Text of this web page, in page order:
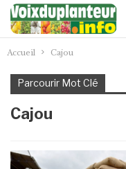
Accueil Cajou
Parcourir Mot Clé
Cajou